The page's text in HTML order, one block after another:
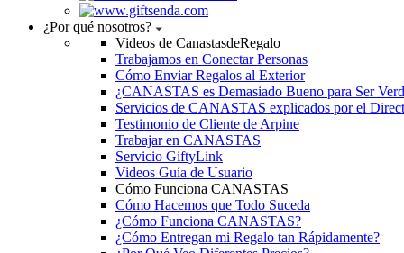
¿Por qué nosotros?
Videos de CanastasdeRegalo
Trabajamos en Conectar Personas
Cómo Enviar Regalos al Exterior
¿CANASTAS es Demasiado Bueno para Ser
Servicios de CANASTAS explicados por el
Testimonio de Cliente de Arpine
Trabajar en CANASTAS
Servicio GiftyLink
Videos Guía de Usuario
Cómo Funciona CANASTAS
Cómo Hacemos que Todo Suceda
¿Cómo Funciona CANASTAS?
¿Cómo Entregan mi Regalo tan Rápidamente?